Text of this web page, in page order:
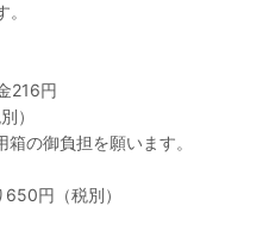
216円
）
の御負担を願います。
円（税別）